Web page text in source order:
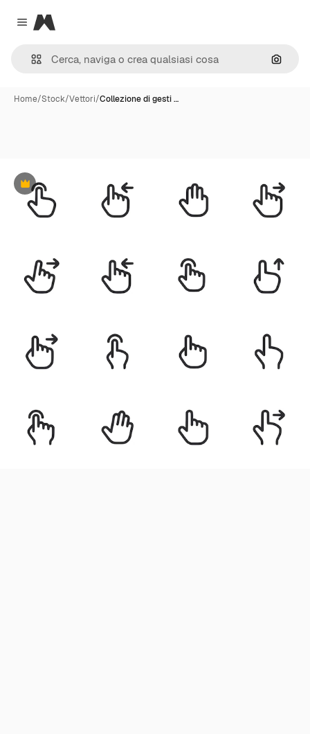
Close menu
Magnific
Cerca
Home/Stock/Vettori/Collezione di gesti …
Premium